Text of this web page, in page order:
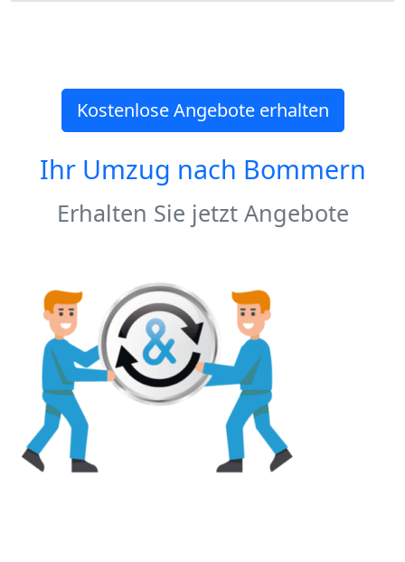
Kostenlose Angebote erhalten
Ihr Umzug nach Bommern
Erhalten Sie jetzt Angebote